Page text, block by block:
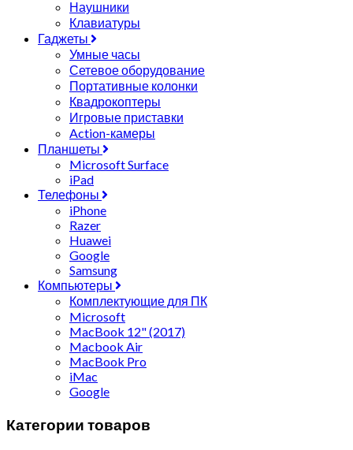
Наушники
Клавиатуры
Гаджеты
Умные часы
Сетевое оборудование
Портативные колонки
Квадрокоптеры
Игровые приставки
Action-камеры
Планшеты
Microsoft Surface
iPad
Телефоны
iPhone
Razer
Huawei
Google
Samsung
Компьютеры
Комплектующие для ПК
Microsoft
MacBook 12" (2017)
Macbook Air
MacBook Pro
iMac
Google
Категории товаров